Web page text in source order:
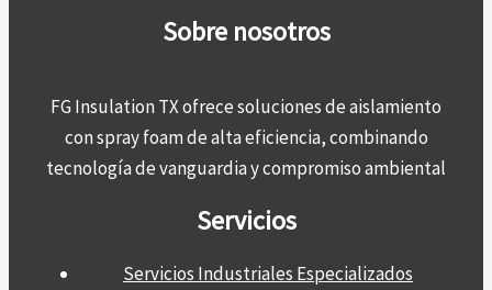
Sobre nosotros
FG Insulation TX ofrece soluciones de aislamiento
con spray foam de alta eficiencia, combinando
tecnología de vanguardia y compromiso ambiental
Servicios
Servicios Industriales Especializados